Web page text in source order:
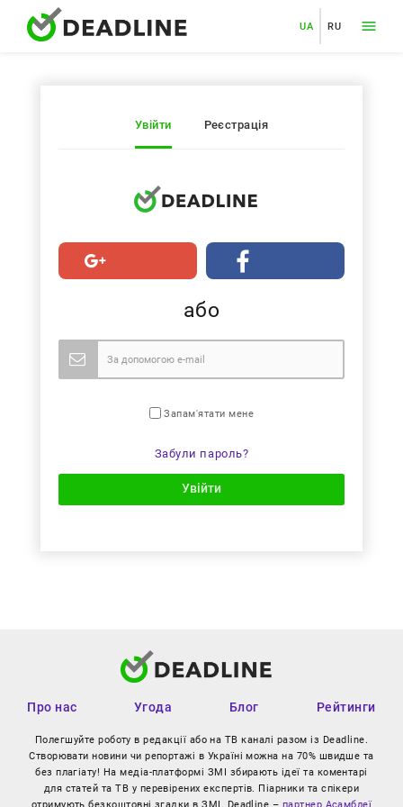
UA RU
Увійти Реєстрація
або
Запам'ятати мене
Забули пароль?
Увійти
Про нас Угода Блог Рейтинги
Полегшуйте роботу в редакції або на ТВ каналі разом із Deadline.
Створювати новини чи репортажі в Україні можна на 70% швидше та
без плагіату! На медіа-платформі ЗМІ збирають ідеї та коментарі
для статей та ТВ у перевірених експертів. Піарники та спікери